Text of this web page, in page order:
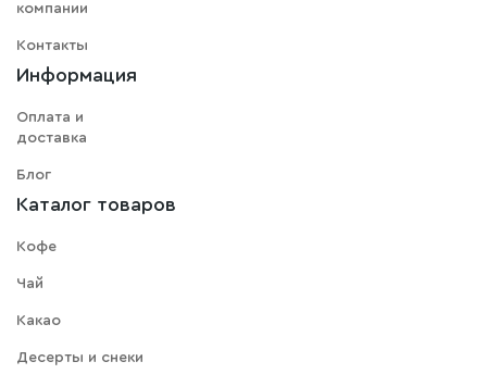
Информация
компании
Контакты
Оплата и
доставка
Блог
Каталог товаров
Кофе
Чай
Какао
Десерты и снеки